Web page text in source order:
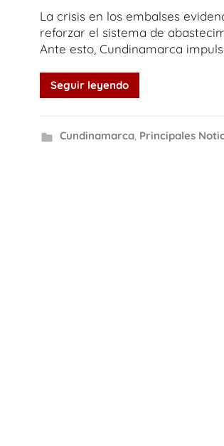
La crisis en los embalses
reforzar el sistema de
Ante esto, Cundinamarca
Seguir leyendo
Cundinamarca, Principales